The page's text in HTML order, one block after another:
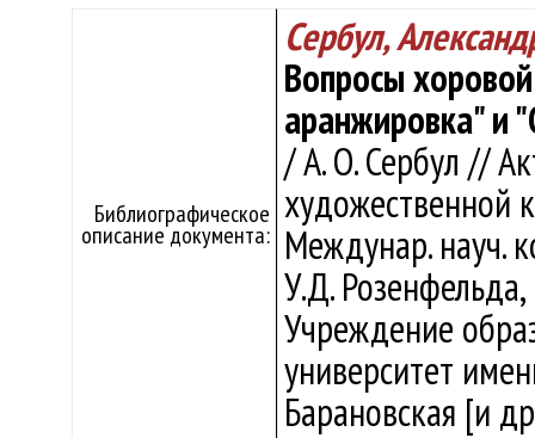
Библиографическое
описание документа:
Сербул,
Вопросы
аранжировка" и
/ А. О. Сербул //
художественной
Междунар. науч.
У.Д.
Учреждение
университет
Барановская [и